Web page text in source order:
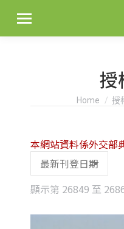
授
You are
Home 授
顯示第 26849 至
本網站資料係外交